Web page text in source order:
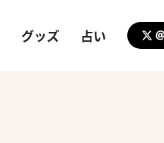
グッズ 占い